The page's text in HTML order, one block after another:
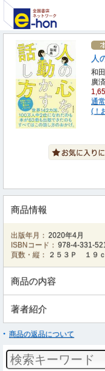
人
和
廣
通
(！
商品情報
出版年月： 2020年4月
ISBNコード： 978-4-331-
頁数・縦：
２５３Ｐ １９
商品の内容
著者紹介
商品の返品について